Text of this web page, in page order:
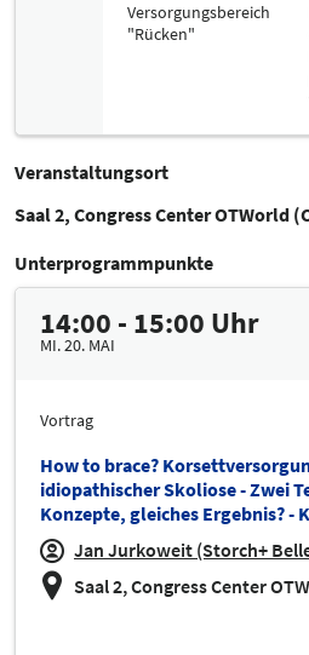
Versorgungsbereich
"Rücken"
Veranstaltungsort
Saal 2, Congress Center OTWorld
Unterprogrammpunkte
14:00 - 15:00 Uhr
MI. 20. MAI
Vortrag
How to brace?
idiopathischer Skoliose - Zwei
Konzepte, gleiches Ergebnis? -
Jan Jurkoweit (Storch+
Saal 2, Congress Center